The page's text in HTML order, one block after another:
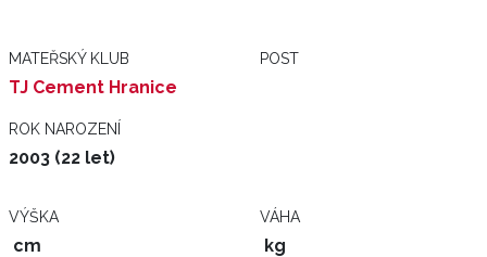
MATEŘSKÝ KLUB
TJ Cement Hranice
POST
ROK NAROZENÍ
2003 (22 let)
VÝŠKA
cm
VÁHA
kg